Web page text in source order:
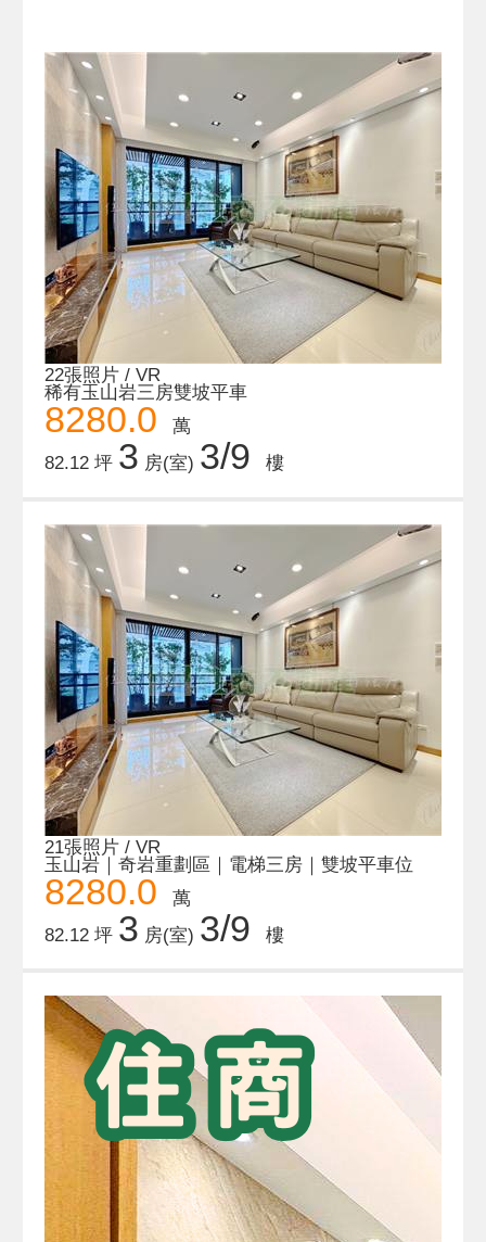
22張照片 / VR
稀有玉山岩三房雙坡平車
8280.0
萬
82.12 坪 3 房(室) 3/9 樓
21張照片 / VR
玉山岩｜奇岩重劃區｜電梯三房｜雙坡平車位
8280.0
萬
82.12 坪 3 房(室) 3/9 樓